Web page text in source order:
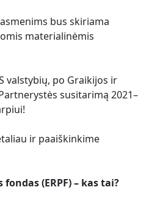
bus skiriama
materialinėmis
valstybių, po Graikijos ir
susitarimą 2021–
ir paaiškinkime
(ERPF) – kas tai?